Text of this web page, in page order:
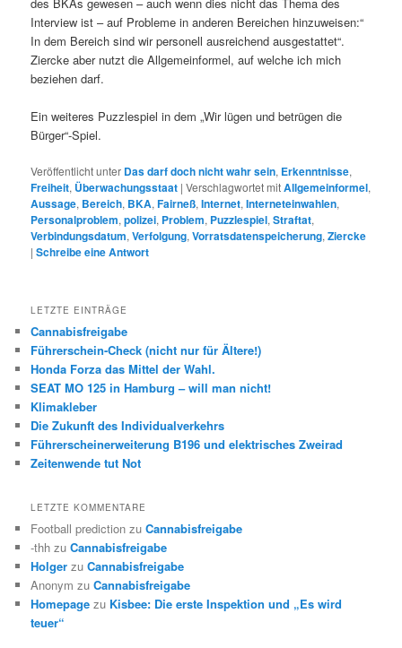
Interview ist – auf Probleme in anderen Bereichen hinzuweisen:“
In dem Bereich sind wir personell ausreichend ausgestattet“.
Ziercke aber nutzt die Allgemeinformel, auf welche ich mich
beziehen darf.
Ein weiteres Puzzlespiel in dem „Wir lügen und betrügen die
Bürger“-Spiel.
Veröffentlicht unter Das darf doch nicht wahr sein, Erkenntnisse,
Freiheit, Überwachungsstaat |Verschlagwortet mitAllgemeinformel,
Aussage, Bereich, BKA,Fairneß,Internet,Interneteinwahlen,
Personalproblem,polizei, Problem, Puzzlespiel,Straftat,
Verbindungsdatum,Verfolgung,Vorratsdatenspeicherung,Ziercke
|Schreibe eine Antwort
LETZTE EINTRÄGE
Cannabisfreigabe
Führerschein-Check (nicht nur für Ältere!)
Honda Forza das Mittel der Wahl.
SEAT MO 125 in Hamburg – will man nicht!
Klimakleber
Die Zukunft des Individualverkehrs
Führerscheinerweiterung B196 und elektrisches Zweirad
Zeitenwende tut Not
LETZTE KOMMENTARE
Football prediction zuCannabisfreigabe
-thh zuCannabisfreigabe
Holger zuCannabisfreigabe
Anonym zuCannabisfreigabe
Homepage zu Kisbee: Die erste Inspektion und „Es wird
teuer“